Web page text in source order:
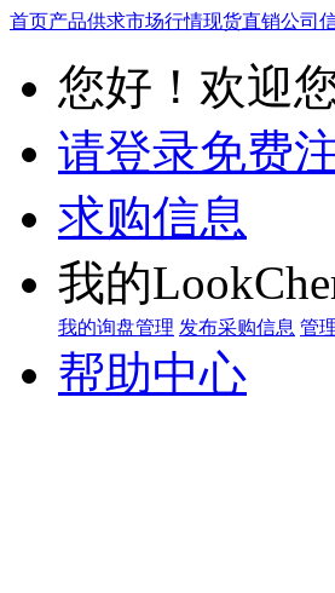
首页产品供求市场行情现货直销公司
您好！欢迎
请登录免费
求购信息
我的
我的询盘管理 发布采购信息 管
帮助中心